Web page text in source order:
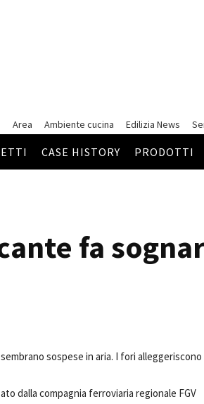
Area
Ambiente cucina Edilizia News
CASE HISTORY PRODOTTI
fa
sospese in aria. I fori alleggeriscono
dalla compagnia ferroviaria regionale FGV